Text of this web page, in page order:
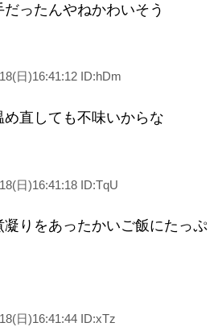
ったんやねかわいそう
日)16:41:12 ID:hDm
直しても不味いからな
日)16:41:18 ID:TqU
りをあったかいご飯にたっぷ
日)16:41:44 ID:xTz